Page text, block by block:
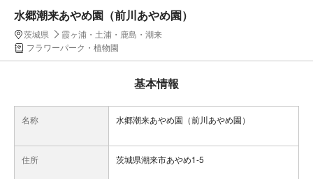
水郷潮来あやめ園（前川あやめ園）
茨城県
霞ヶ浦・土浦・鹿島・潮来
フラワーパーク・植物園
基本情報
名称 水郷潮来あやめ園（前川あやめ園）
住所 茨城県潮来市あやめ1-5